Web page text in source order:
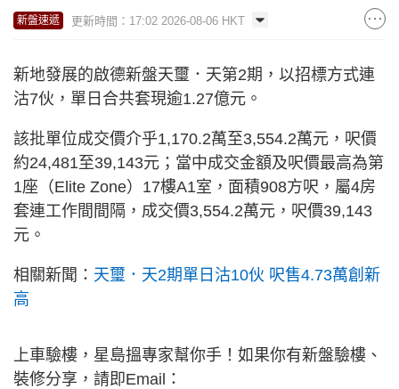
新盤速遞 更新時間：17:02 2026-08-06 HKT
新地發展的啟德新盤天璽．天第2期，以招標方式連
沽7伙，單日合共套現逾1.27億元。
該批單位成交價介乎1,170.2萬至3,554.2萬元，呎價
約24,481至39,143元；當中成交金額及呎價最高為第
1座（Elite Zone）17樓A1室，面積908方呎，屬4房
套連工作間間隔，成交價3,554.2萬元，呎價39,143
元。
相關新聞： 天璽．天2期單日沽10伙 呎售4.73萬創新
高
上車驗樓，星島搵專家幫你手！如果你有新盤驗樓、
裝修分享，請即Email：